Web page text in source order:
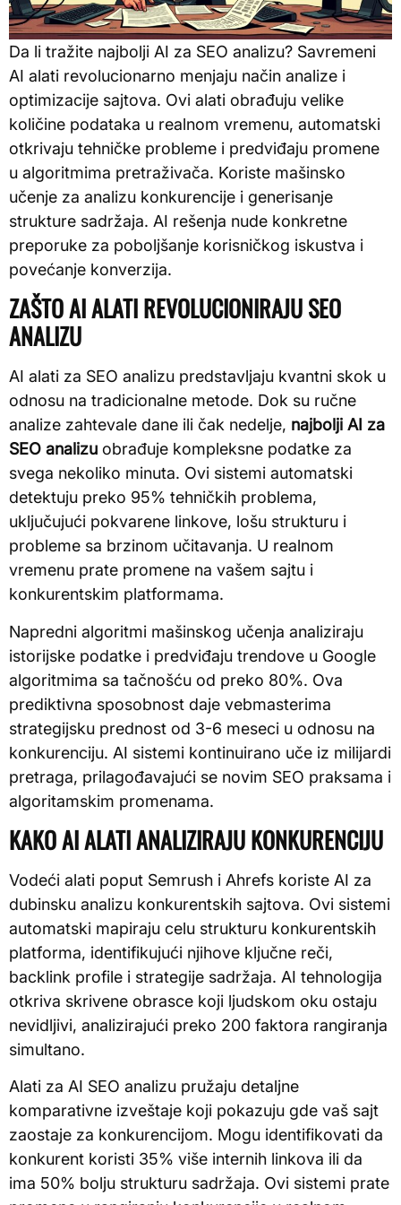
Da li tražite najbolji AI za SEO analizu? Savremeni
AI alati revolucionarno menjaju način analize i
optimizacije sajtova. Ovi alati obrađuju velike
količine podataka u realnom vremenu, automatski
otkrivaju tehničke probleme i predviđaju promene
u algoritmima pretraživača. Koriste mašinsko
učenje za analizu konkurencije i generisanje
strukture sadržaja. AI rešenja nude konkretne
preporuke za poboljšanje korisničkog iskustva i
povećanje konverzija.
ZAŠTO AI ALATI REVOLUCIONIRAJU SEO
ANALIZU
AI alati za SEO analizu predstavljaju kvantni skok u
odnosu na tradicionalne metode. Dok su ručne
analize zahtevale dane ili čak nedelje, najbolji AI za
SEO analizu obrađuje kompleksne podatke za
svega nekoliko minuta. Ovi sistemi automatski
detektuju preko 95% tehničkih problema,
uključujući pokvarene linkove, lošu strukturu i
probleme sa brzinom učitavanja. U realnom
vremenu prate promene na vašem sajtu i
konkurentskim platformama.
Napredni algoritmi mašinskog učenja analiziraju
istorijske podatke i predviđaju trendove u Google
algoritmima sa tačnošću od preko 80%. Ova
prediktivna sposobnost daje vebmasterima
strategijsku prednost od 3-6 meseci u odnosu na
konkurenciju. AI sistemi kontinuirano uče iz milijardi
pretraga, prilagođavajući se novim SEO praksama i
algoritamskim promenama.
KAKO AI ALATI ANALIZIRAJU KONKURENCIJU
Vodeći alati poput Semrush i Ahrefs koriste AI za
dubinsku analizu konkurentskih sajtova. Ovi sistemi
automatski mapiraju celu strukturu konkurentskih
platforma, identifikujući njihove ključne reči,
backlink profile i strategije sadržaja. AI tehnologija
otkriva skrivene obrasce koji ljudskom oku ostaju
nevidljivi, analizirajući preko 200 faktora rangiranja
simultano.
Alati za AI SEO analizu pružaju detaljne
komparativne izveštaje koji pokazuju gde vaš sajt
zaostaje za konkurencijom. Mogu identifikovati da
konkurent koristi 35% više internih linkova ili da
ima 50% bolju strukturu sadržaja. Ovi sistemi prate